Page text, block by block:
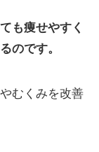
も痩せやすく
のです。
むくみを改善